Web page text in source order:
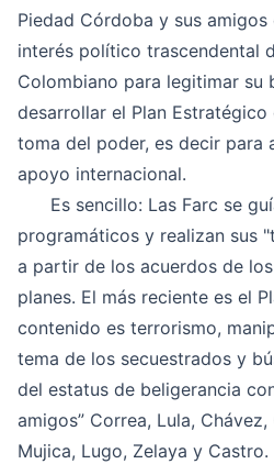
Piedad Córdoba y sus amigos
interés político trascendental
Colombiano para legitimar su
desarrollar el Plan Estratégico
toma del poder, es decir para
apoyo internacional.
Es sencillo: Las Farc se
programáticos y realizan sus
a partir de los acuerdos de
planes. El más reciente es el
contenido es terrorismo,
tema de los secuestrados y
del estatus de beligerancia
amigos” Correa, Lula,
Mujica, Lugo, Zelaya y